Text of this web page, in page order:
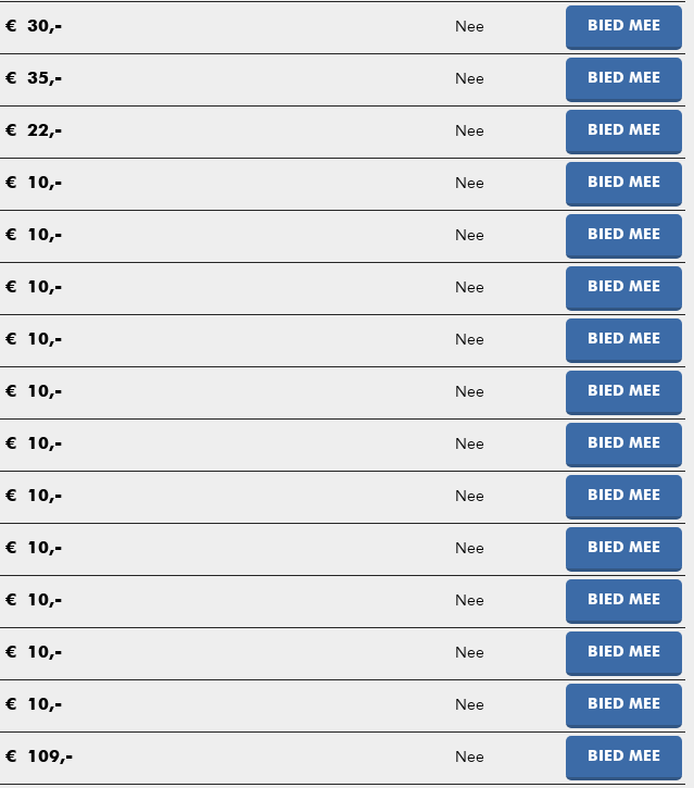
€ 30,- Nee BIED MEE
€ 35,- Nee BIED MEE
€ 22,- Nee BIED MEE
€ 10,- Nee BIED MEE
€ 10,- Nee BIED MEE
€ 10,- Nee BIED MEE
€ 10,- Nee BIED MEE
€ 10,- Nee BIED MEE
€ 10,- Nee BIED MEE
€ 10,- Nee BIED MEE
€ 10,- Nee BIED MEE
€ 10,- Nee BIED MEE
€ 10,- Nee BIED MEE
€ 10,- Nee BIED MEE
€ 109,- Nee BIED MEE